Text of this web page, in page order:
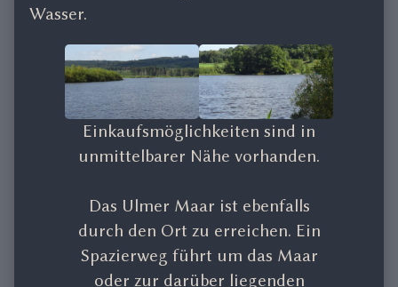
Wasser.
Einkaufsmöglichkeiten sind in
unmittelbarer Nähe vorhanden.
Das Ulmer Maar ist ebenfalls
durch den Ort zu erreichen. Ein
Spazierweg führt um das Maar
oder zur darüber liegenden